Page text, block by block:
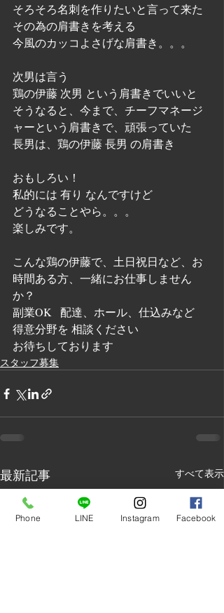
そろそろ名刺を作りたいと言って来た
その為の肩書きを考える
今風のカッコよさげな肩書き。。。
次男は言う
鶏の伊藤 次男 という肩書きでいいと
そうなると、今まで、チーフマネージ
ャーという肩書きで、頑張っていた
長男は、鶏の伊藤 長男 の肩書き
おもしろい！
私的には 有り なんですけど
どうなることやら。。。
楽しみです。
こんな鶏の伊藤で、土日祝日など、お
時間ある方、一緒にお仕事しません
か？
副業OK   配達、ホール、仕込みなど
得意分野を 相談ください
お待ちしております
スタッフ募集
最新記事 すべて表示
Phone LINE Instagram Facebook